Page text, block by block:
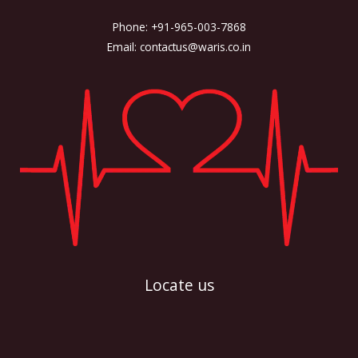
Phone: +91-965-003-7868
Email: contactus@waris.co.in
Locate us